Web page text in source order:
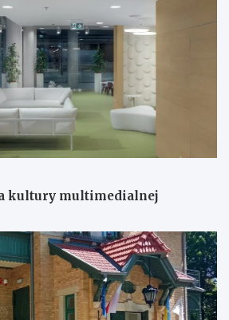
kultury multimedialnej